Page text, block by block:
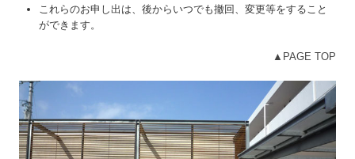
これらのお申し出は、後からいつでも撤回、変更等をすること
ができます。
▲PAGE TOP